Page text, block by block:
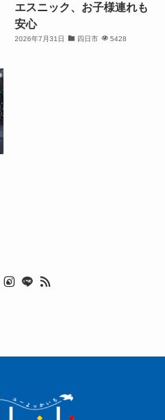
エスニック、お子様連れも
安心
2026年7月31日 四日市 5428